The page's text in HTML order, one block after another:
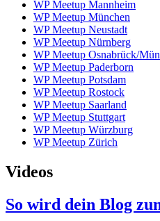
WP Meetup Mannheim
WP Meetup München
WP Meetup Neustadt
WP Meetup Nürnberg
WP Meetup Osnabrück/
WP Meetup Paderborn
WP Meetup Potsdam
WP Meetup Rostock
WP Meetup Saarland
WP Meetup Stuttgart
WP Meetup Würzburg
WP Meetup Zürich
Videos
So wird dein Blog